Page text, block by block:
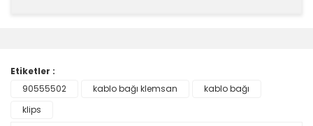
Ürün resmi kalitesiz, bozuk veya görüntülenemiyor.
Etiketler :
90555502
kablo bağı klemsan
kablo bağı
klips